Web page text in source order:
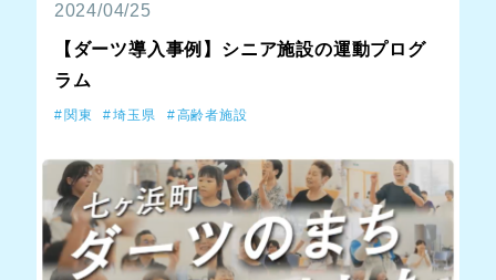
2024/04/25
【ダーツ導入事例】シニア施設の運動プログ
ラム
関東 埼玉県 高齢者施設